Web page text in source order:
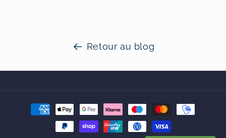
Retour au blog
Moyens